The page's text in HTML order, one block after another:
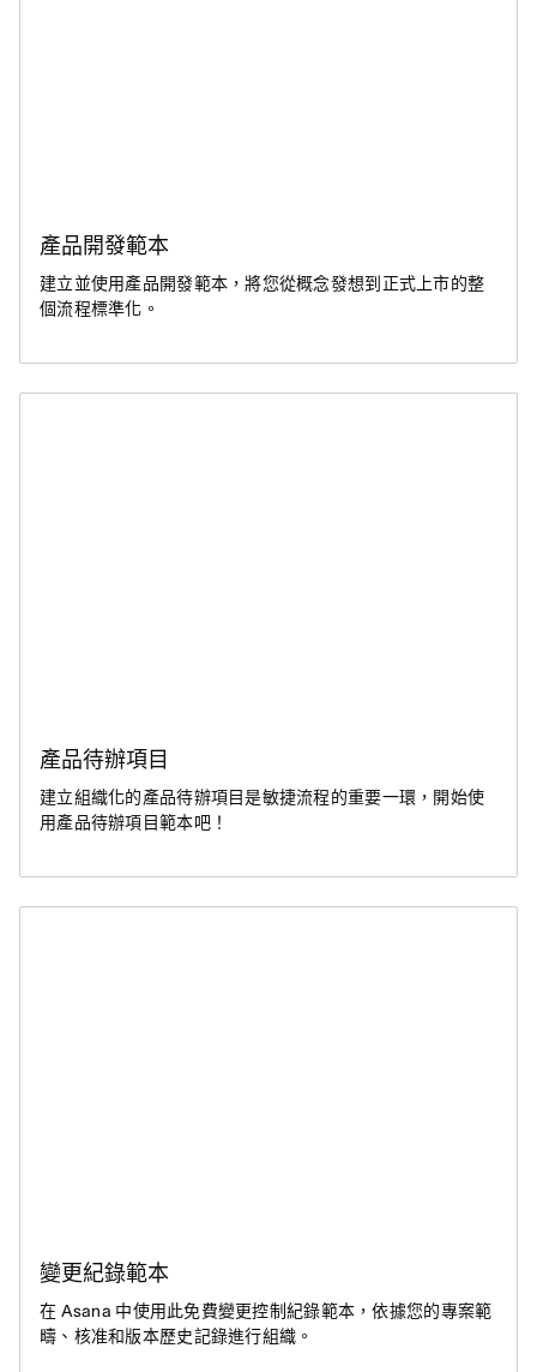
產品開發範本
建立並使用產品開發範本，將您從概念發想到正式上市的整
個流程標準化。
產品待辦項目
建立組織化的產品待辦項目是敏捷流程的重要一環，開始使
用產品待辦項目範本吧！
變更紀錄範本
在 Asana 中使用此免費變更控制紀錄範本，依據您的專案範
疇、核准和版本歷史記錄進行組織。